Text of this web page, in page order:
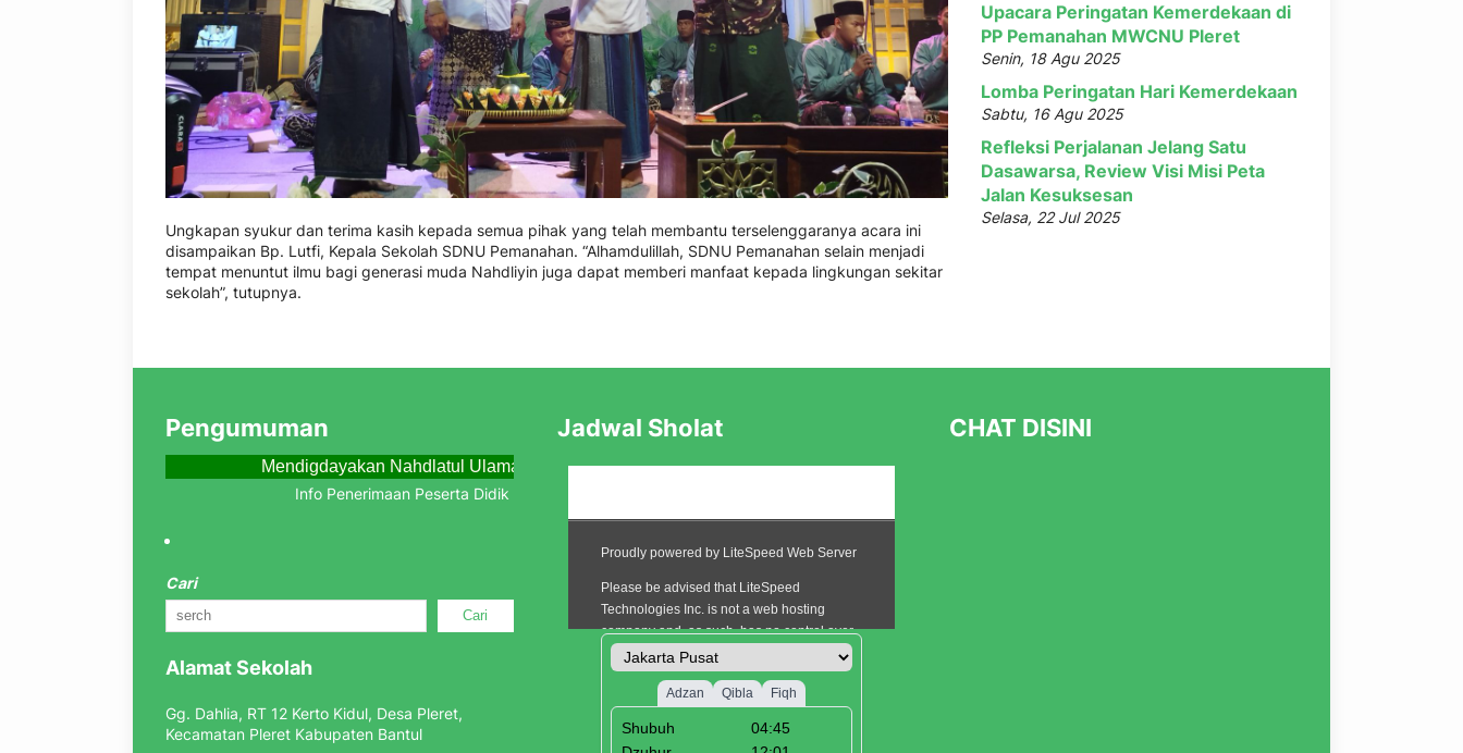
Ungkapan syukur dan terima kasih kepada semua pihak yang telah membantu terselenggaranya acara ini
disampaikan Bp. Lutfi, Kepala Sekolah SDNU Pemanahan. “Alhamdulillah, SDNU Pemanahan selain menjadi
tempat menuntut ilmu bagi generasi muda Nahdliyin juga dapat memberi manfaat kepada lingkungan sekitar
sekolah”, tutupnya.
Upacara Peringatan Kemerdekaan di
PP Pemanahan MWCNU Pleret
Senin, 18 Agu 2025
Lomba Peringatan Hari Kemerdekaan
Sabtu, 16 Agu 2025
Refleksi Perjalanan Jelang Satu
Dasawarsa, Review Visi Misi Peta
Jalan Kesuksesan
Selasa, 22 Jul 2025
Pengumuman
Mendigdayakan Nahdlatul Ulama Menjemput Abad Kedua Menuju Kebangkitan Baru
Info Penerimaan Peserta Didik Baru Tahun Pelajaran 2025/2026
Cari
Cari
Alamat Sekolah
Gg. Dahlia, RT 12 Kerto Kidul, Desa Pleret,
Kecamatan Pleret Kabupaten Bantul
Jadwal Sholat CHAT DISINI